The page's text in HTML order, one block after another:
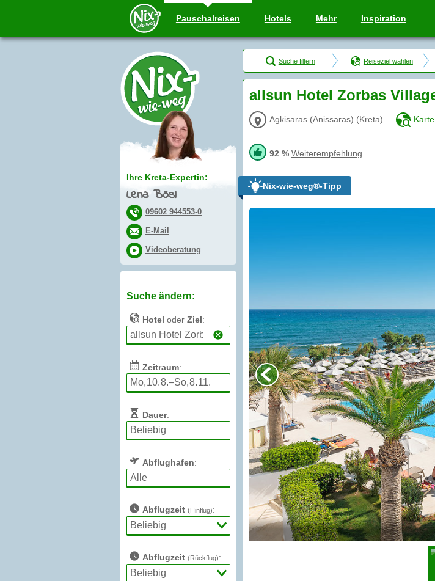
Pauschalreisen Hotels Mehr Inspiration
Ihre Kreta-Expertin:
Lena Bösl
09602 944553-0
E-Mail
Videoberatung
Suche ändern:
Hotel oder Ziel:
Zeitraum:
Dauer:
Abflughafen:
Abflugzeit (Hinflug):
Abflugzeit (Rückflug):
Suche filtern Reiseziel wählen
allsun Hotel Zorbas
Agkisaras (Anissaras) (Kreta) – Karte
92 % Weiterempfehlung
Nix-wie-weg®-Tipp